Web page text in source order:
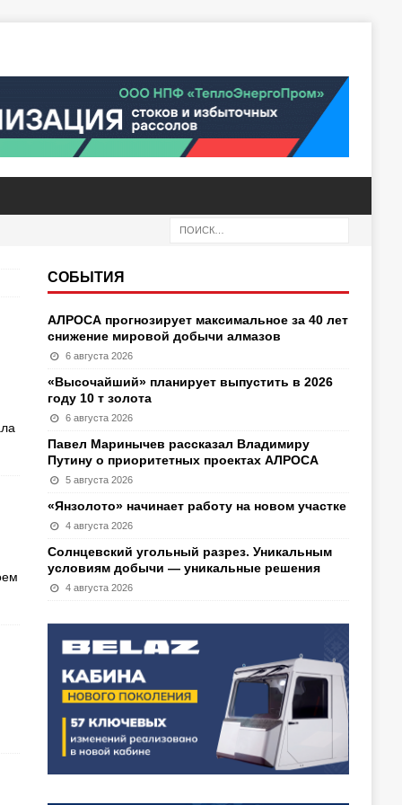
СОБЫТИЯ
АЛРОСА прогнозирует максимальное за 40 лет
снижение мировой добычи алмазов
6 августа 2026
«Высочайший» планирует выпустить в 2026
году 10 т золота
6 августа 2026
Павел Маринычев рассказал Владимиру
Путину о приоритетных проектах АЛРОСА
5 августа 2026
«Янзолото» начинает работу на новом участке
4 августа 2026
Солнцевский угольный разрез. Уникальным
условиям добычи — уникальные решения
4 августа 2026